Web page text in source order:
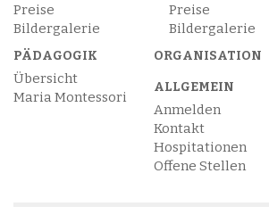
Preise
Bildergalerie
Preise
Bildergalerie
PÄDAGOGIK
Übersicht
Maria Montessori
ORGANISATION
ALLGEMEIN
Anmelden
Kontakt
Hospitationen
Offene Stellen